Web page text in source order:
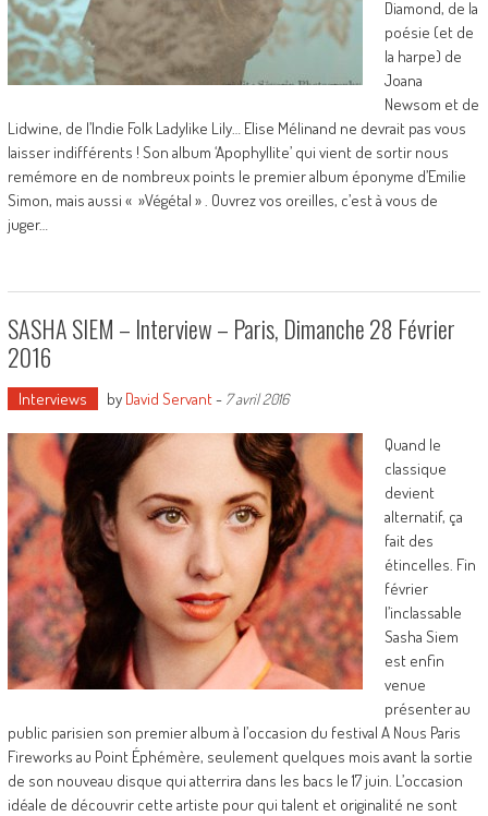
Diamond, de la
poésie (et de
la harpe) de
Joana
Newsom et de
Lidwine, de l’Indie Folk Ladylike Lily… Elise Mélinand ne devrait pas vous
laisser indifférents ! Son album ‘Apophyllite’ qui vient de sortir nous
remémore en de nombreux points le premier album éponyme d’Emilie
Simon, mais aussi « »Végétal » . Ouvrez vos oreilles, c’est à vous de
juger…
SASHA SIEM – Interview – Paris, Dimanche 28 Février
2016
Interviews by David Servant- 7 avril 2016
Quand le
classique
devient
alternatif, ça
fait des
étincelles. Fin
février
l’inclassable
Sasha Siem
est enfin
venue
présenter au
public parisien son premier album à l’occasion du festival A Nous Paris
Fireworks au Point Éphémère, seulement quelques mois avant la sortie
de son nouveau disque qui atterrira dans les bacs le 17 juin. L’occasion
idéale de découvrir cette artiste pour qui talent et originalité ne sont